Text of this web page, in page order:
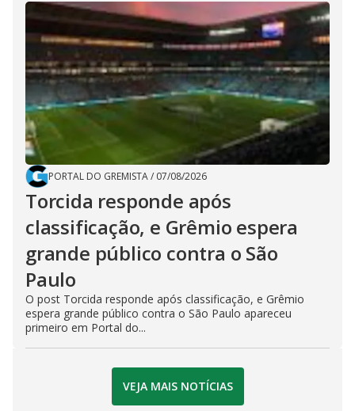
PORTAL DO GREMISTA/ 07/08/2026
Torcida responde após
classificação, e Grêmio espera
grande público contra o São
Paulo
O post Torcida responde após classificação, e Grêmio
espera grande público contra o São Paulo apareceu
primeiro em Portal do...
VEJA MAIS NOTÍCIAS